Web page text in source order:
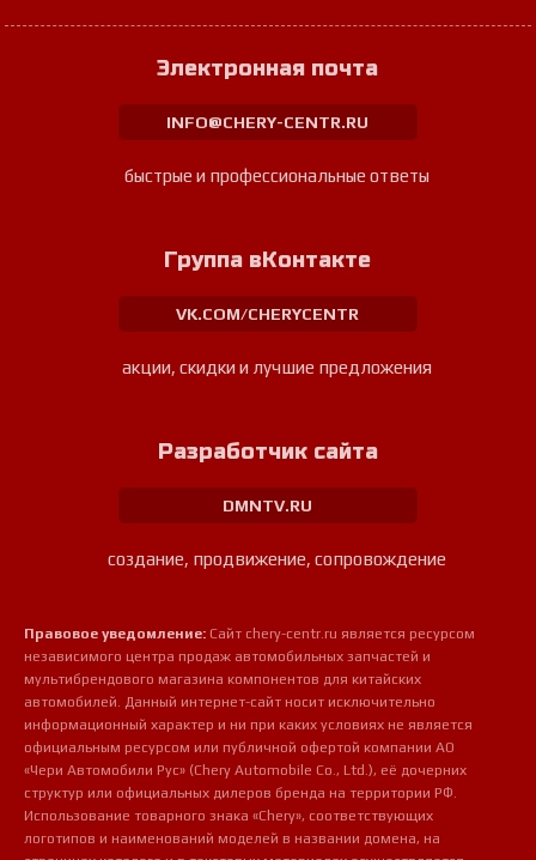
Электронная почта
INFO@CHERY-CENTR.RU
быстрые и профессиональные ответы
Группа вКонтакте
VK.COM/CHERYCENTR
акции, скидки и лучшие предложения
Разработчик сайта
DMNTV.RU
создание, продвижение, сопровождение
Правовое уведомление: Сайт chery-centr.ru является ресурсом
независимого центра продаж автомобильных запчастей и
мультибрендового магазина компонентов для китайских
автомобилей. Данный интернет-сайт носит исключительно
информационный характер и ни при каких условиях не является
официальным ресурсом или публичной офертой компании АО
«Чери Автомобили Рус» (Chery Automobile Co., Ltd.), её дочерних
структур или официальных дилеров бренда на территории РФ.
Использование товарного знака «Chery», соответствующих
логотипов и наименований моделей в названии домена, на